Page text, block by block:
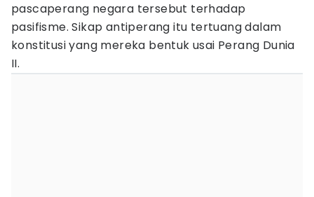
pascaperang negara tersebut terhadap
pasifisme. Sikap antiperang itu tertuang dalam
konstitusi yang mereka bentuk usai Perang Dunia
II.